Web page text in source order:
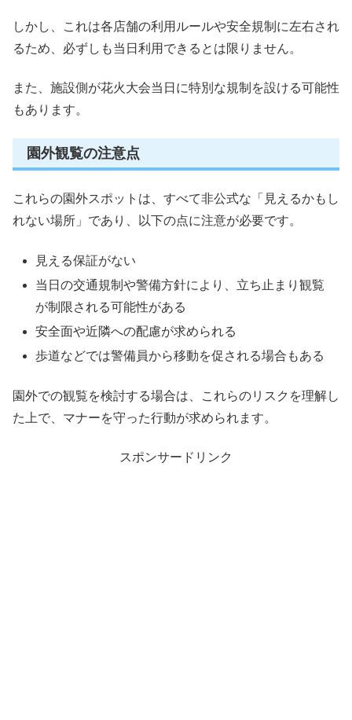
しかし、これは各店舗の利用ルールや安全規制に左右され
るため、必ずしも当日利用できるとは限りません。
また、施設側が花火大会当日に特別な規制を設ける可能性
もあります。
園外観覧の注意点
これらの園外スポットは、すべて非公式な「見えるかもし
れない場所」であり、以下の点に注意が必要です。
見える保証がない
当日の交通規制や警備方針により、立ち止まり観覧
が制限される可能性がある
安全面や近隣への配慮が求められる
歩道などでは警備員から移動を促される場合もある
園外での観覧を検討する場合は、これらのリスクを理解し
た上で、マナーを守った行動が求められます。
スポンサードリンク